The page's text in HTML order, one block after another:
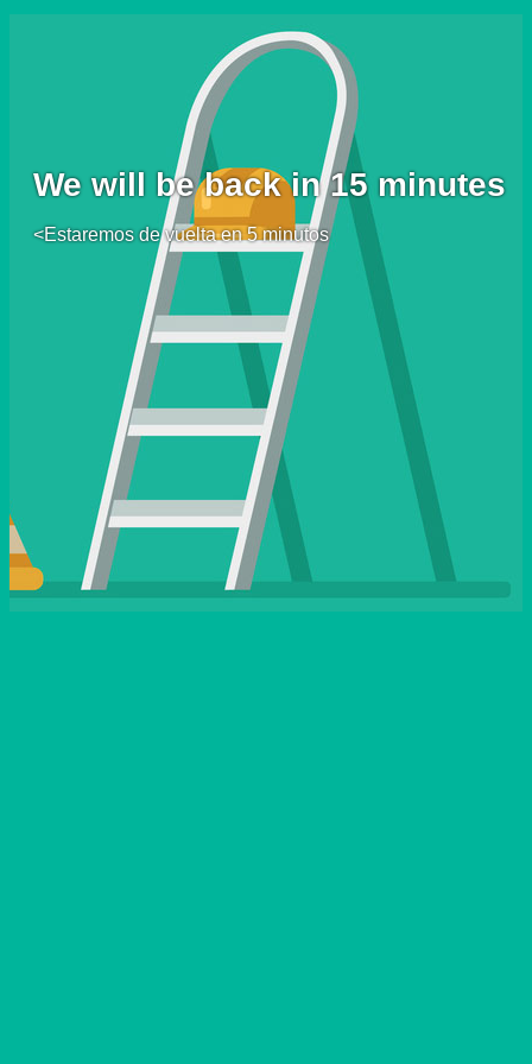
We will be back in 15 minutes
<Estaremos de vuelta en 5 minutos